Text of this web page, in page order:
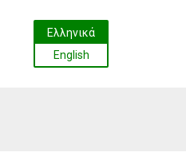
Ελληνικά
English